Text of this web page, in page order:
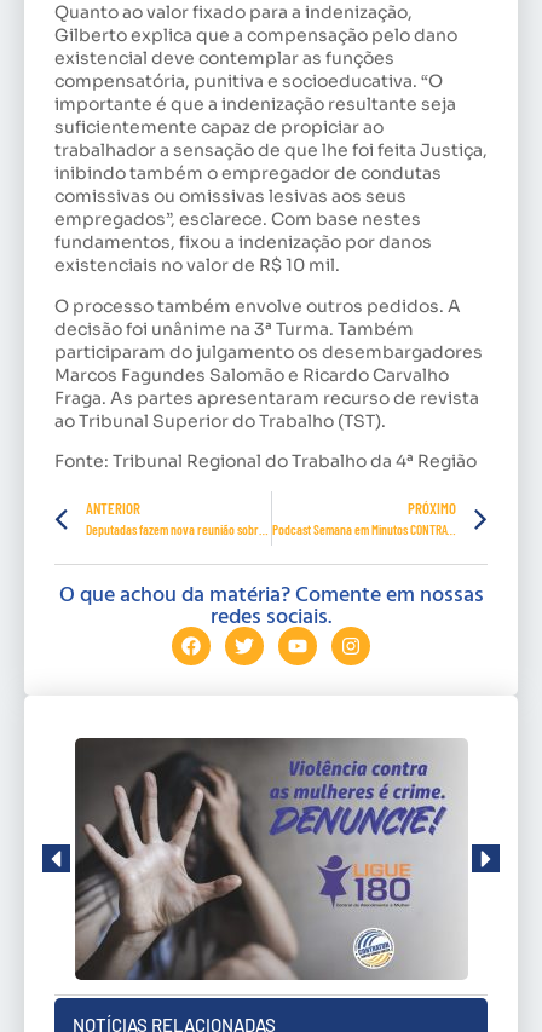
Quanto ao valor fixado para a indenização,
Gilberto explica que a compensação pelo dano
existencial deve contemplar as funções
compensatória, punitiva e socioeducativa. “O
importante é que a indenização resultante seja
suficientemente capaz de propiciar ao
trabalhador a sensação de que lhe foi feita Justiça,
inibindo também o empregador de condutas
comissivas ou omissivas lesivas aos seus
empregados”, esclarece. Com base nestes
fundamentos, fixou a indenização por danos
existenciais no valor de R$ 10 mil.
O processo também envolve outros pedidos. A
decisão foi unânime na 3ª Turma. Também
participaram do julgamento os desembargadores
Marcos Fagundes Salomão e Ricardo Carvalho
Fraga. As partes apresentaram recurso de revista
ao Tribunal Superior do Trabalho (TST).
Fonte: Tribunal Regional do Trabalho da 4ª Região
ANTERIOR PRÓXIMO
Podcast Semana em Minutos CONTRATUH- Episódio 33
O que achou da matéria? Comente em nossas
redes sociais.
NOTÍCIAS RELACIONADAS